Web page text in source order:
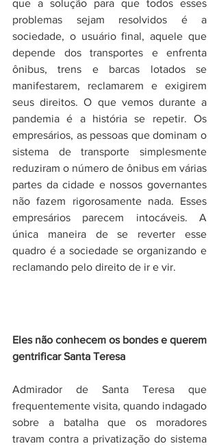
que a solução para que todos esses
problemas sejam resolvidos é a
sociedade, o usuário final, aquele que
depende dos transportes e enfrenta
ônibus, trens e barcas lotados se
manifestarem, reclamarem e exigirem
seus direitos. O que vemos durante a
pandemia é a história se repetir. Os
empresários, as pessoas que dominam o
sistema de transporte simplesmente
reduziram o número de ônibus em várias
partes da cidade e nossos governantes
não fazem rigorosamente nada. Esses
empresários parecem intocáveis. A
única maneira de se reverter esse
quadro é a sociedade se organizando e
reclamando pelo direito de ir e vir.
Eles não conhecem os bondes e querem
gentrificar Santa Teresa
Admirador de Santa Teresa que
frequentemente visita, quando indagado
sobre a batalha que os moradores
travam contra a privatização do sistema